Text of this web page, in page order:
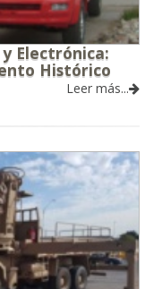
Electrónica:
Histórico
Leer más...